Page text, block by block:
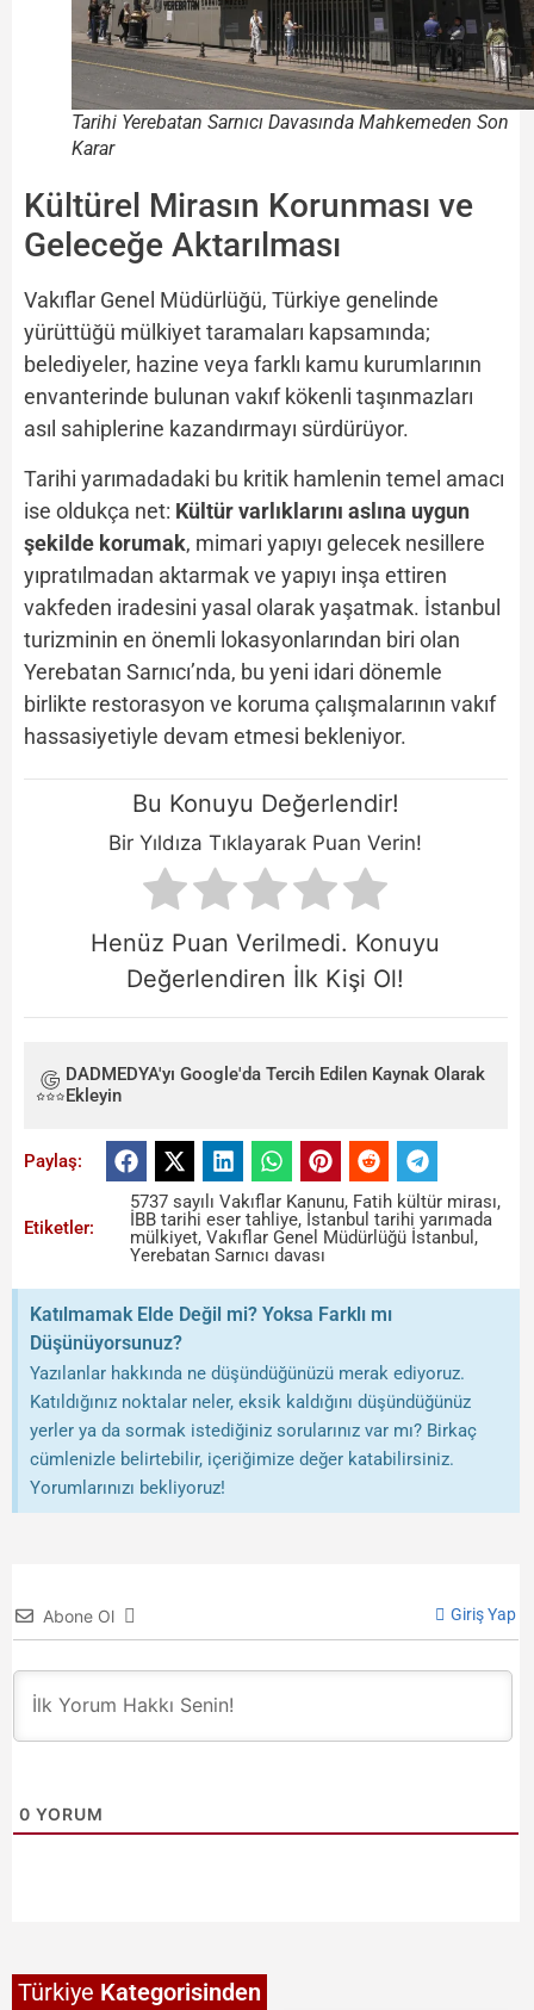
Tarihi Yerebatan Sarnıcı Davasında Mahkemeden Son
Karar
Kültürel Mirasın Korunması ve
Geleceğe Aktarılması
Vakıflar Genel Müdürlüğü, Türkiye genelinde
yürüttüğü mülkiyet taramaları kapsamında;
belediyeler, hazine veya farklı kamu kurumlarının
envanterinde bulunan vakıf kökenli taşınmazları
asıl sahiplerine kazandırmayı sürdürüyor.
Tarihi yarımadadaki bu kritik hamlenin temel amacı
ise oldukça net: Kültür varlıklarını aslına uygun
şekilde korumak, mimari yapıyı gelecek nesillere
yıpratılmadan aktarmak ve yapıyı inşa ettiren
vakfeden iradesini yasal olarak yaşatmak. İstanbul
turizminin en önemli lokasyonlarından biri olan
Yerebatan Sarnıcı’nda, bu yeni idari dönemle
birlikte restorasyon ve koruma çalışmalarının vakıf
hassasiyetiyle devam etmesi bekleniyor.
Bu Konuyu Değerlendir!
Bir Yıldıza Tıklayarak Puan Verin!
Henüz Puan Verilmedi. Konuyu
Değerlendiren İlk Kişi Ol!
DADMEDYA'yı Google'da Tercih Edilen Kaynak Olarak
Ekleyin
Paylaş:
Etiketler:
5737 sayılı Vakıflar Kanunu, Fatih kültür mirası,
İBB tarihi eser tahliye, İstanbul tarihi yarımada
mülkiyet,Vakıflar Genel Müdürlüğü İstanbul ,
Yerebatan Sarnıcı davası
Katılmamak Elde Değil mi? Yoksa Farklı mı
Düşünüyorsunuz?
Yazılanlar hakkında ne düşündüğünüzü merak ediyoruz.
Katıldığınız noktalar neler, eksik kaldığını düşündüğünüz
yerler ya da sormak istediğiniz sorularınız var mı? Birkaç
cümlenizle belirtebilir, içeriğimize değer katabilirsiniz.
Yorumlarınızı bekliyoruz!
Abone Ol Giriş Yap
0 YORUM
Türkiye Kategorisinden